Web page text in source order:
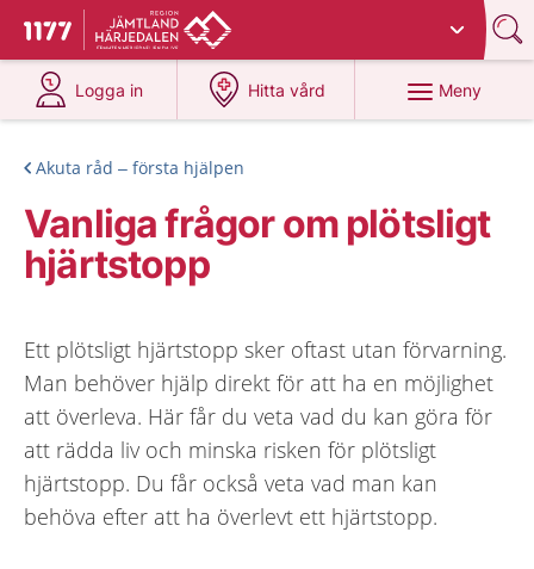
Till startsidan för 1177
Du har valt region
Logga in
på 1177.se
Hitta vård
på 1177.se
Meny
Akuta råd – första hjälpen
Vanliga frågor om plötsligt
hjärtstopp
Ett plötsligt hjärtstopp sker oftast utan förvarning.
Man behöver hjälp direkt för att ha en möjlighet
att överleva. Här får du veta vad du kan göra för
att rädda liv och minska risken för plötsligt
hjärtstopp. Du får också veta vad man kan
behöva efter att ha överlevt ett hjärtstopp.